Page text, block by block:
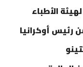
الأطباء
رئيس أوكرانيا